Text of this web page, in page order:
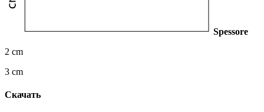
Spessore
2 cm
3 cm
Скачать